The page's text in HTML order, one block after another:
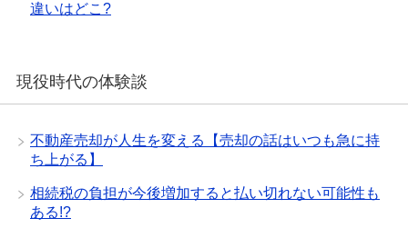
違いはどこ?
現役時代の体験談
不動産売却が人生を変える【売却の話はいつも急に持
ち上がる】
相続税の負担が今後増加すると払い切れない可能性も
ある!?